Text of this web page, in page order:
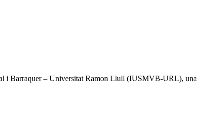
i Barraquer – Universitat Ramon Llull (IUSMVB-URL), una